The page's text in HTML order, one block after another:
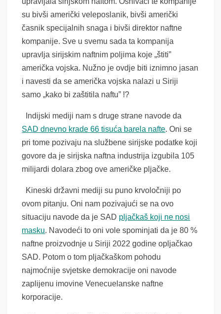
su bivši američki veleposlanik, bivši američki
časnik specijalnih snaga i bivši direktor naftne
kompanije. Sve u svemu sada ta kompanija
upravlja sirijskim naftnim poljima koje „štiti”
američka vojska. Nužno je ovdje biti iznimno jasan
i navesti da se američka vojska nalazi u Siriji
samo „kako bi zaštitila naftu” !?
Indijski mediji nam s druge strane navode da
SAD dnevno krade 66 tisuća barela nafte. Oni se
pri tome pozivaju na službene sirijske podatke koji
govore da je sirijska naftna industrija izgubila 105
milijardi dolara zbog ove američke pljačke.
Kineski državni mediji su puno krvoločniji po
ovom pitanju. Oni nam pozivajući se na ovo
situaciju navode da je SAD pljačkaš koji ne nosi
masku. Navodeći to oni vole spominjati da je 80 %
naftne proizvodnje u Siriji 2022 godine opljačkao
SAD. Potom o tom pljačkaškom pohodu
najmoćnije svjetske demokracije oni navode
zaplijenu imovine Venecuelanske naftne
korporacije.